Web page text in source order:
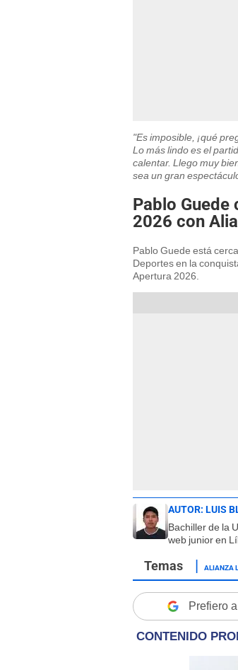
"Es imposible, ¡qué
Lo más lindo es el
calentar. Llego muy
sea un gran
Pablo
2026 con
Pablo Guede está
Deportes en la
Apertura 2026.
AUTOR: LUIS
Bachiller de la
web junior en
ALIANZA
Prefiero